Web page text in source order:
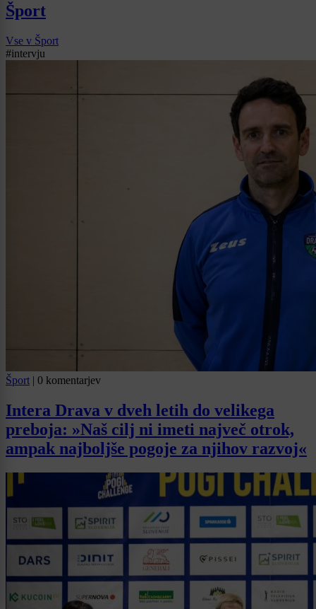
Šport
Vse v Šport
#intervju
Šport | 0 komentarjev
Intera Drava v dveh letih do velikega
preboja: »Naš cilj ni imeti največ otrok,
ampak najboljše pogoje za njihov razvoj«